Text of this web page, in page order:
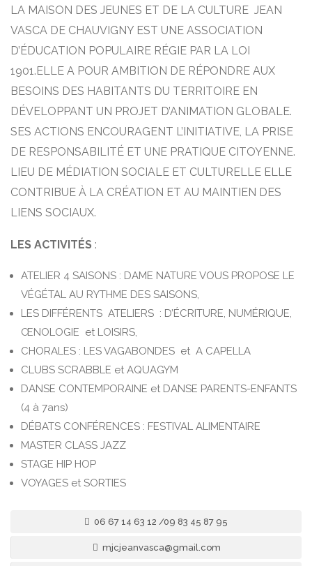
LA MAISON DES JEUNES ET DE LA CULTURE JEAN
VASCA DE CHAUVIGNY EST UNE ASSOCIATION
D’ÉDUCATION POPULAIRE RÉGIE PAR LA LOI
1901.ELLE A POUR AMBITION DE RÉPONDRE AUX
BESOINS DES HABITANTS DU TERRITOIRE EN
DÉVELOPPANT UN PROJET D’ANIMATION GLOBALE.
SES ACTIONS ENCOURAGENT L’INITIATIVE, LA PRISE
DE RESPONSABILITÉ ET UNE PRATIQUE CITOYENNE.
LIEU DE MÉDIATION SOCIALE ET CULTURELLE ELLE
CONTRIBUE À LA CRÉATION ET AU MAINTIEN DES
LIENS SOCIAUX.
LES ACTIVITÉS :
ATELIER 4 SAISONS : DAME NATURE VOUS PROPOSE LE
VÉGÉTAL AU RYTHME DES SAISONS,
LES DIFFÉRENTS ATELIERS : D’ÉCRITURE, NUMÉRIQUE,
ŒNOLOGIE et LOISIRS,
CHORALES : LES VAGABONDES et A CAPELLA
CLUBS SCRABBLE et AQUAGYM
DANSE CONTEMPORAINE et DANSE PARENTS-ENFANTS
(4 à 7ans)
DÉBATS CONFÉRENCES : FESTIVAL ALIMENTAIRE
MASTER CLASS JAZZ
STAGE HIP HOP
VOYAGES et SORTIES
06 67 14 63 12 /09 83 45 87 95
mjcjeanvasca@gmail.com